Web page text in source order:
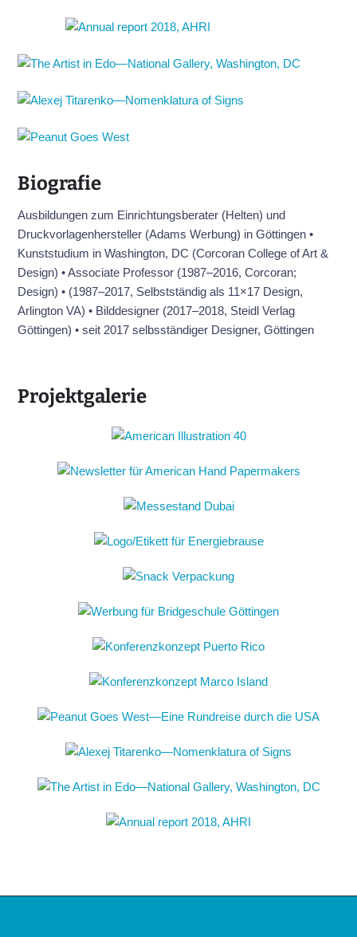
Biografie
Ausbildungen zum Einrichtungsberater (Helten) und
Druckvorlagenhersteller (Adams Werbung) in Göttingen •
Kunststudium in Washington, DC (Corcoran College of Art &
Design) • Associate Professor (1987–2016, Corcoran;
Design) • (1987–2017, Selbstständig als 11×17 Design,
Arlington VA) • Bilddesigner (2017–2018, Steidl Verlag
Göttingen) • seit 2017 selbsständiger Designer, Göttingen
Projektgalerie